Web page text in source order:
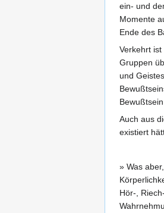
ein- und
Momente
Ende des
Verkehrt
Gruppen
und
Auch aus
existiert
» Was
Hör-,